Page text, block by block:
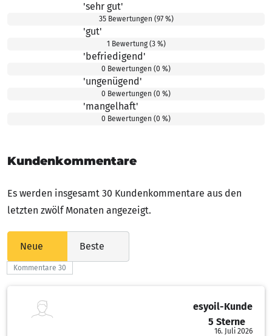
5.00 von 5 Sternen'sehr gut'
35 Bewertungen (97 %)
4.00 von 5 Sternen'gut'
1 Bewertung (3 %)
3.00 von 5 Sternen'befriedigend'
0 Bewertungen (0 %)
2.00 von 5 Sternen'ungenügend'
0 Bewertungen (0 %)
1.00 von 5 Sternen'mangelhaft'
0 Bewertungen (0 %)
Kundenkommentare
Es werden insgesamt 30 Kundenkommentare aus den
letzten zwölf Monaten angezeigt.
Neue Beste
Kommentare 30
esyoil-Kunde
5 Sterne
16. Juli 2026